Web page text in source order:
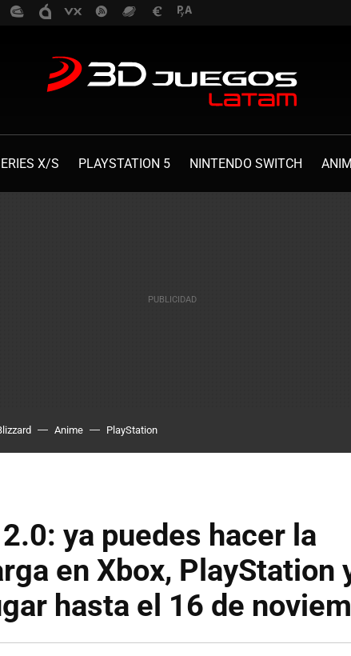
X/S PLAYSTATION 5 NINTENDO SWITCH
Anime PlayStation
ya puedes hacer la
en Xbox, PlayStation
hasta el 16 de